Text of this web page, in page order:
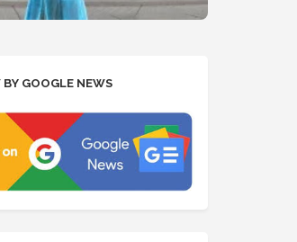
GOOGLE NEWS